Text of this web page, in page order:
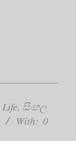
Life, සිංහල
With: 0